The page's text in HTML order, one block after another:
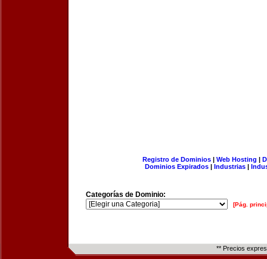
Registro de Dominios| Web Hosting |
Dominios Expirados | Industrias |
Categorías de Dominio:
[Pág.
** Precios